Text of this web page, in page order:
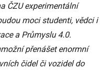
ČZU experimentální
moci studenti, vědci i
a Průmyslu 4.0.
přenášet enormní
čidel či vozidel do